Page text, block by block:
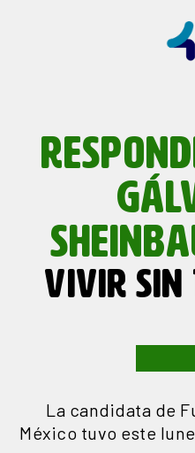
VIVIR SIN
La candidata de
México tuvo este